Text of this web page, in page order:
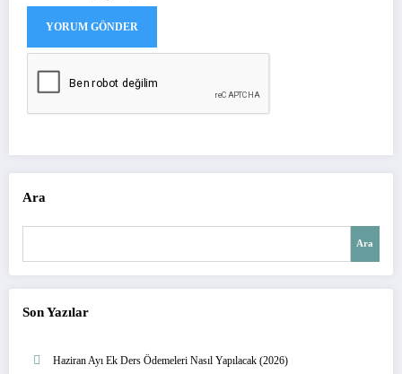
Ara
Ara
Son Yazılar
Haziran Ayı Ek Ders Ödemeleri Nasıl Yapılacak (2026)